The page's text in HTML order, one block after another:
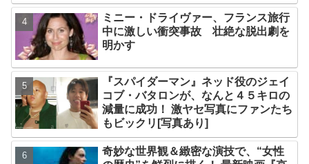
ミニー・ドライヴァー、フランス旅行
中に激しい衝突事故 壮絶な脱出劇を
明かす
『スパイダーマン』ネッド役のジェイ
コブ・バタロンが、なんと４５キロの
減量に成功！ 激ヤセ写真にファンたち
もビックリ[写真あり]
奇妙な世界観＆緻密な演技で、“女性